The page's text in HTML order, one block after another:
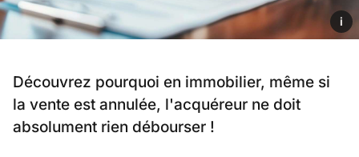
i
Découvrez pourquoi en immobilier, même si
la vente est annulée, l'acquéreur ne doit
absolument rien débourser !